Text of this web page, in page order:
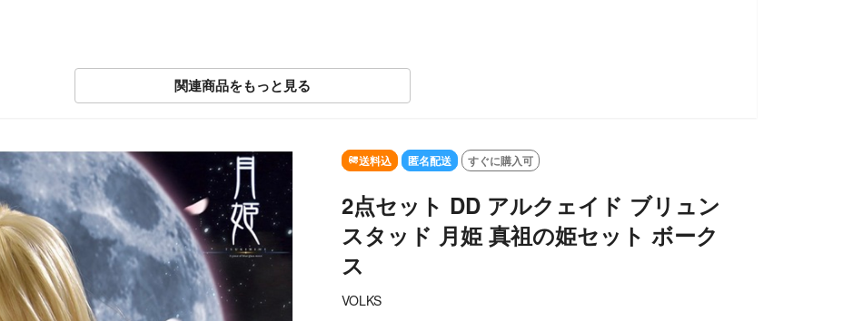
関連商品をもっと見る
SOLD OUT
送料込 匿名配送 すぐに購入可
2点セット DD アルクェイド ブリュン
スタッド 月姫 真祖の姫セット ボーク
ス
VOLKS